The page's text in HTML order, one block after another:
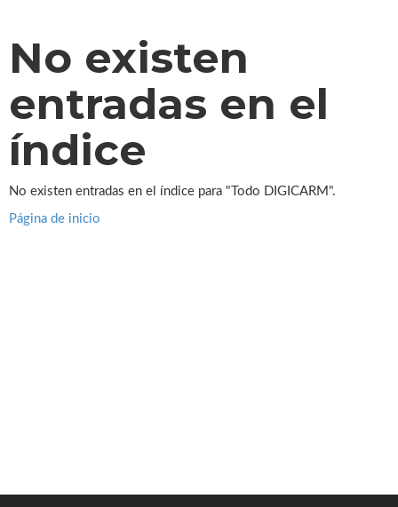
No existen
entradas en el
índice
No existen entradas en el índice para "Todo DIGICARM".
Página de inicio